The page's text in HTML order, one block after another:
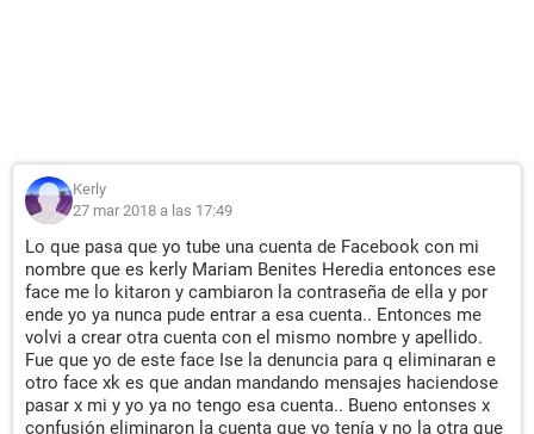
Kerly
27 mar 2018 a las 17:49
Lo que pasa que yo tube una cuenta de Facebook con mi
nombre que es kerly Mariam Benites Heredia entonces ese
face me lo kitaron y cambiaron la contraseña de ella y por
ende yo ya nunca pude entrar a esa cuenta.. Entonces me
volvi a crear otra cuenta con el mismo nombre y apellido.
Fue que yo de este face Ise la denuncia para q eliminaran e
otro face xk es que andan mandando mensajes haciendose
pasar x mi y yo ya no tengo esa cuenta.. Bueno entonses x
confusión eliminaron la cuenta que yo tenía y no la otra que